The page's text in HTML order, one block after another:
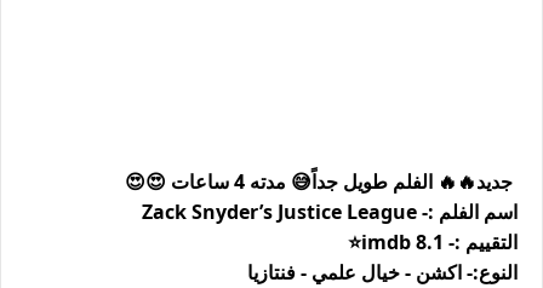
جديد🔥🔥 الفلم طويل جداً😅 مدته 4 ساعات 😍😍
اسم الفلم :- Zack Snyder’s Justice League
التقييم :- 8.1 imdb⭐️
النوع:- اكشن - خيال علمي - فنتازيا